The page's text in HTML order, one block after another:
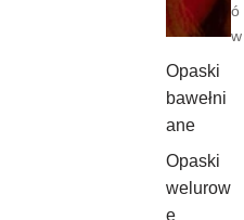
ó
w
Opaski
bawełni
ane
Opaski
welurow
e